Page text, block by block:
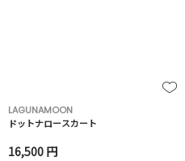
LAGUNAMOON
ドットナロースカート
16,500 円